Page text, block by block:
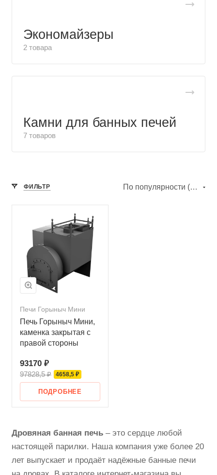
Экономайзеры
2 товара
Камни для банных печей
7 товаров
ФИЛЬТР По популярности (убывание)
Печи Горыныч Мини
Печь Горыныч Мини,
каменка закрытая с
правой стороны
93170 ₽
97828,5 ₽ 4658,5 ₽
ПОДРОБНЕЕ
Дровяная банная печь – это сердце любой
настоящей парилки. Наша компания уже более 20
лет выпускает и продаёт надёжные банные печи